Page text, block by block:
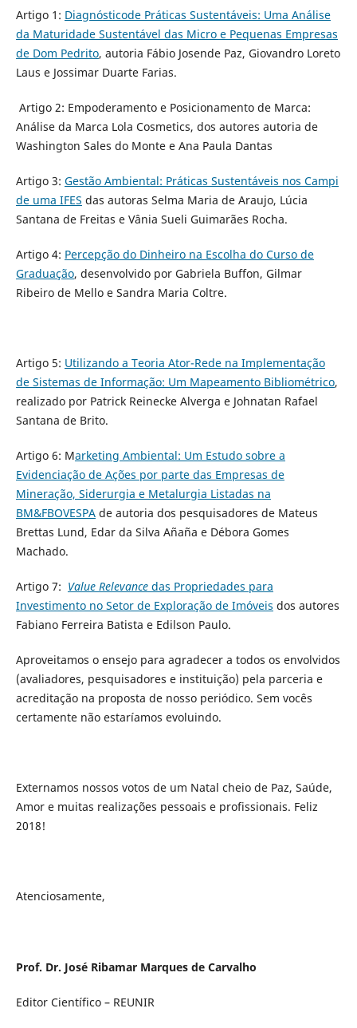
Artigo 1: Diagnósticode Práticas Sustentáveis: Uma Análise
da Maturidade Sustentável das Micro e Pequenas Empresas
de Dom Pedrito, autoria Fábio Josende Paz, Giovandro Loreto
Laus e Jossimar Duarte Farias.
Artigo 2: Empoderamento e Posicionamento de Marca:
Análise da Marca Lola Cosmetics, dos autores autoria de
Washington Sales do Monte e Ana Paula Dantas
Artigo 3: Gestão Ambiental: Práticas Sustentáveis nos Campi
de uma IFES das autoras Selma Maria de Araujo, Lúcia
Santana de Freitas e Vânia Sueli Guimarães Rocha.
Artigo 4: Percepção do Dinheiro na Escolha do Curso de
Graduação, desenvolvido por Gabriela Buffon, Gilmar
Ribeiro de Mello e Sandra Maria Coltre.
Artigo 5: Utilizando a Teoria Ator-Rede na Implementação
de Sistemas de Informação: Um Mapeamento Bibliométrico,
realizado por Patrick Reinecke Alverga e Johnatan Rafael
Santana de Brito.
Artigo 6: Marketing Ambiental: Um Estudo sobre a
Evidenciação de Ações por parte das Empresas de
Mineração, Siderurgia e Metalurgia Listadas na
BM&FBOVESPAde autoria dos pesquisadores de Mateus
Brettas Lund, Edar da Silva Añaña e Débora Gomes
Machado.
Artigo 7: Value Relevancedas Propriedades para
Investimento no Setor de Exploração de Imóveis dos autores
Fabiano Ferreira Batista e Edilson Paulo.
Aproveitamos o ensejo para agradecer a todos os envolvidos
(avaliadores, pesquisadores e instituição) pela parceria e
acreditação na proposta de nosso periódico. Sem vocês
certamente não estaríamos evoluindo.
Externamos nossos votos de um Natal cheio de Paz, Saúde,
Amor e muitas realizações pessoais e profissionais. Feliz
2018!
Atenciosamente,
Prof. Dr. José Ribamar Marques de Carvalho
Editor Científico – REUNIR